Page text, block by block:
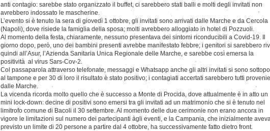
anti contagio: sarebbe stato organizzato il buffet, ci sarebbero stati balli e molti degli invitati non
avrebbero indossato le mascherine.
L’evento si è tenuto la sera di giovedì 1 ottobre, gli invitati sono arrivati dalle Marche e da Cercola
(Napoli), dove risiede la famiglia della sposa; molti avrebbero alloggiato in hotel di Pozzuoli.
Al momento della festa, chiaramente, nessuno presentava dei sintomi riconducibili a Covid-19. Il
giorno dopo, però, uno dei bambini presenti avrebbe manifestato febbre; i genitori si sarebbero
quindi all’Asur, l’Azienda Sanitaria Unica Regionale delle Marche, e sarebbe così emersa la
positività al virus Sars-Cov-2.
Col passaparola attraverso telefonate, messaggi e Whatsapp anche gli altri invitati si sono
al tampone e per 30 di loro il risultato è stato positivo; i contagiati accertati sarebbero tutti
dalle Marche.
La vicenda ricorda molto quello che è successo a Monte di Procida, dove attualmente è in atto un
mini lock-down: decine di positivi sono emersi tra gli invitati ad un matrimonio che si è tenuto nel
limitrofo comune di Bacoli il 30 settembre. Al momento delle due cerimonie non erano ancora in
vigore le limitazioni sul numero dei partecipanti agli eventi, e la Campania, che inizialmente
previsto un limite di 20 persone a partire dal 4 ottobre, ha successivamente fatto dietro front.